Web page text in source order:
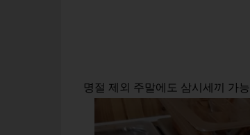
명절 제외 주말에도 삼시세끼 가능